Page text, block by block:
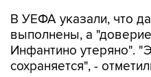
В УЕФА указали, что
выполнены, а
Инфантино утеряно".
сохраняется", -